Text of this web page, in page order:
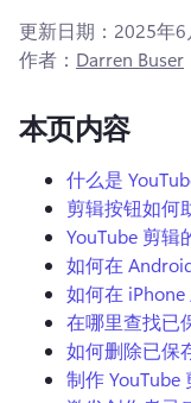
登录
免费试用
更新日期： 2025年6
作者： Darren Buser
本页内容
什么是
剪辑按钮如何
YouTube 剪辑
如何在
如何在 iPhone
在哪里查找已
如何删除已保
制作 YouTube